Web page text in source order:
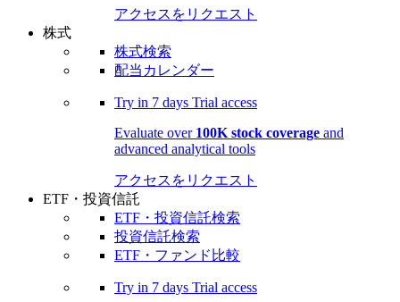
アクセスをリクエスト
株式
株式検索
配当カレンダー
Try in 7 days Trial access
Evaluate over 100K stock coverage and
advanced analytical tools
アクセスをリクエスト
ETF・投資信託
ETF・投資信託検索
投資信託検索
ETF・ファンド比較
Try in 7 days Trial access